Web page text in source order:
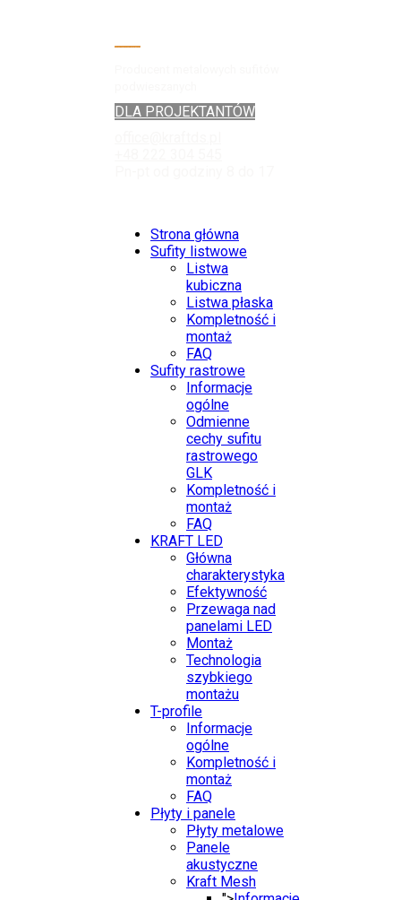
DLA PROJEKTANTÓW
Strona główna
Sufity listwowe
Listwa
kubiczna
Listwa płaska
Kompletność i
montaż
FAQ
Sufity rastrowe
Informacje
ogólne
Odmienne
cechy sufitu
rastrowego
GLK
Kompletność i
montaż
FAQ
KRAFT LED
Główna
charakterystyka
Efektywność
Przewaga nad
panelami LED
Montaż
Technologia
szybkiego
montażu
T-profile
Informacje
ogólne
Kompletność i
montaż
FAQ
Płyty i panele
Płyty metalowe
Panele
akustyczne
Kraft Mesh